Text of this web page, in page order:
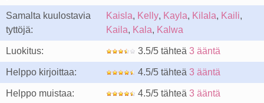
Samalta kuulostavia
tyttöjä:
Kaisla, Kelly, Kayla, Kilala, Kaili,
Kaila, Kala, Kalwa
Luokitus: 3.5/5 tähteä 3 ääntä
Helppo kirjoittaa: 4.5/5 tähteä 3 ääntä
Helppo muistaa: 4.5/5 tähteä 3 ääntä